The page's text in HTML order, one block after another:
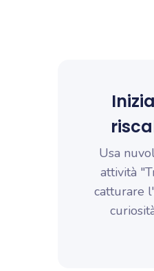
Usa
attività
catturare